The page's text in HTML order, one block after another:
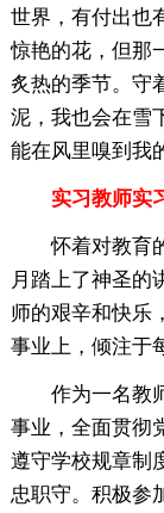
世界，有付出也
惊艳的花，但那
炙热的季节。守
泥，我也会在雪
能在风里嗅到我
实习教师实
怀着对教育的
月踏上了神圣的
师的艰辛和快乐
事业上，倾注于
作为一名教师
事业，全面贯彻
遵守学校规章制
忠职守。积极参